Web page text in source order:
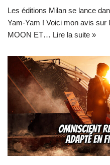
Les éditions Milan se lance
Yam-Yam ! Voici mon avis sur
MOON ET… Lire la suite »